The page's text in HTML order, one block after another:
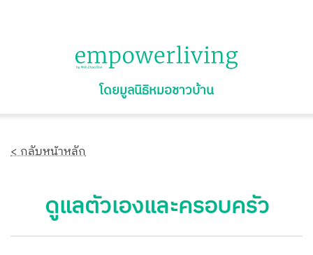
โดยมูลนิธิหมอชาวบ้าน
< กลับหน้าหลัก
ดูแลตัวเองและครอบครัว